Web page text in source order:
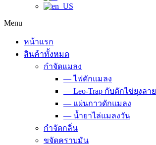
Menu
หน้าแรก
สินค้าทั้งหมด
กำจัดแมลง
— ไฟดักแมลง
— Leo-Trap กับดักไข่ยุงลาย
— แผ่นกาวดักแมลง
— น้ำยาไล่แมลงวัน
กำจัดกลิ่น
ขจัดคราบมัน